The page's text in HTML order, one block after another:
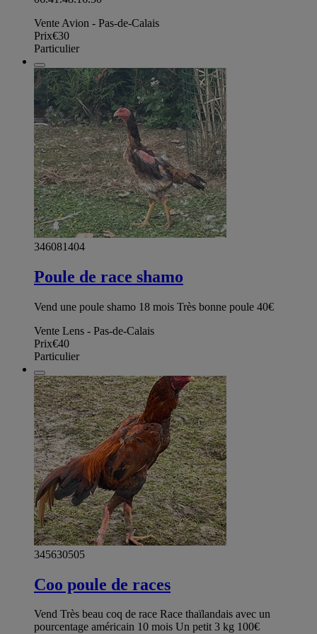
Vente Avion - Pas-de-Calais
Prix€30
Particulier
346081404
Poule de race shamo
Vend une poule shamo 18 mois Très bonne poule 40€
Vente Lens - Pas-de-Calais
Prix€40
Particulier
345630505
Coo poule de races
Vend Très beau coq de race Race thaïlandais avec un
pourcentage américain 10 mois Un petit 3 kg 100€